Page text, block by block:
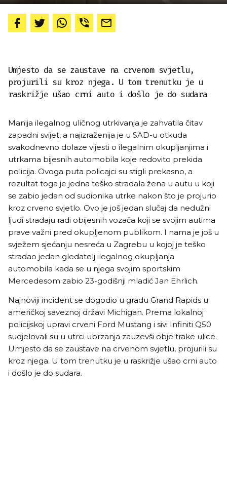
Umjesto da se zaustave na crvenom svjetlu,
projurili su kroz njega. U tom trenutku je u
raskrižje ušao crni auto i došlo je do sudara
Manija ilegalnog uličnog utrkivanja je zahvatila čitav
zapadni svijet, a najizraženija je u SAD-u otkuda
svakodnevno dolaze vijesti o ilegalnim okupljanjima i
utrkama bijesnih automobila koje redovito prekida
policija. Ovoga puta policajci su stigli prekasno, a
rezultat toga je jedna teško stradala žena u autu u koji
se zabio jedan od sudionika utrke nakon što je projurio
kroz crveno svjetlo. Ovo je još jedan slučaj da nedužni
ljudi stradaju radi obijesnih vozača koji se svojim autima
prave važni pred okupljenom publikom. I nama je još u
svježem sjećanju nesreća u Zagrebu u kojoj je teško
stradao jedan gledatelj ilegalnog okupljanja
automobila kada se u njega svojim sportskim
Mercedesom zabio 23-godišnji mladić Jan Ehrlich.
Najnoviji incident se dogodio u gradu Grand Rapids u
američkoj saveznoj državi Michigan. Prema lokalnoj
policijskoj upravi crveni Ford Mustang i sivi Infiniti Q50
sudjelovali su u utrci ubrzanja zauzevši obje trake ulice.
Umjesto da se zaustave na crvenom svjetlu, projurili su
kroz njega. U tom trenutku je u raskrižje ušao crni auto
i došlo je do sudara.